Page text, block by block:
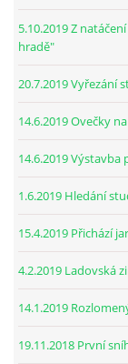
5.10.2019 Z
hradě"
20.7.2019 Vyřezání
14.6.2019 Ovečky
14.6.2019
1.6.2019 Hledání
15.4.2019 Přichází
4.2.2019 Ladovská
14.1.2019
19.11.2018 První